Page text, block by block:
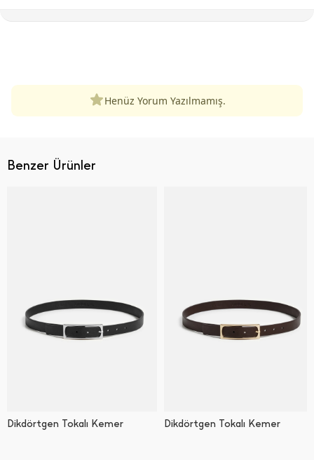
Henüz Yorum Yazılmamış.
Benzer Ürünler
Dikdörtgen Tokalı Kemer Dikdörtgen Tokalı Kemer